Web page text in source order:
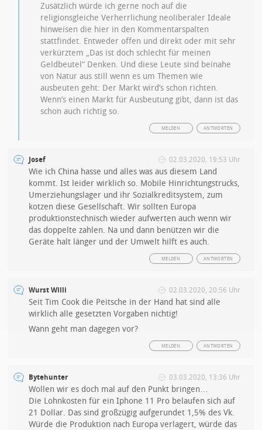
Zusätzlich würde ich gerne noch auf die
religionsgleiche Verherrlichung neoliberaler Ideale
hinweisen die hier in den Kommentarspalten
stattfindet. Entweder offen und direkt oder mit sehr
verkürztem „Das ist doch schlecht für meinen
Geldbeutel“ Denken. Und diese Leute sind beinahe
von Natur aus still wenn es um Themen wie
ausbeuten geht: Der Markt wird’s schon richten.
Wenn’s einen Markt für Ausbeutung gibt, dann ist das
schon auch richtig so.
ANTWORTEN
MELDEN
Josef 02.03.2020, 19:53 Uhr
Wie ich China hasse und alles was aus diesem Land
kommt. Ist leider wirklich so. Mobile Hinrichtungstrucks,
Umerziehungslager und ihr Sozialkreditsystem, zum
kotzen diese Gesellschaft. Wir sollten Europa
produktionstechnisch wieder aufwerten auch wenn wir
das doppelte zahlen. Na und dann benützen wir die
Geräte halt länger und der Umwelt hilft es auch.
ANTWORTEN
MELDEN
Wurst Willi 02.03.2020, 20:56 Uhr
Seit Tim Cook die Peitsche in der Hand hat sind alle
wirklich alle gesetzten Vorgaben nichtig!
Wann geht man dagegen vor?
ANTWORTEN
MELDEN
Bytehunter 03.03.2020, 13:36 Uhr
Wollen wir es doch mal auf den Punkt bringen…
Die Lohnkosten für ein Iphone 11 Pro belaufen sich auf
21 Dollar. Das sind großzügig aufgerundet 1,5% des Vk.
Würde die Produktion nach Europa verlagert, würde das